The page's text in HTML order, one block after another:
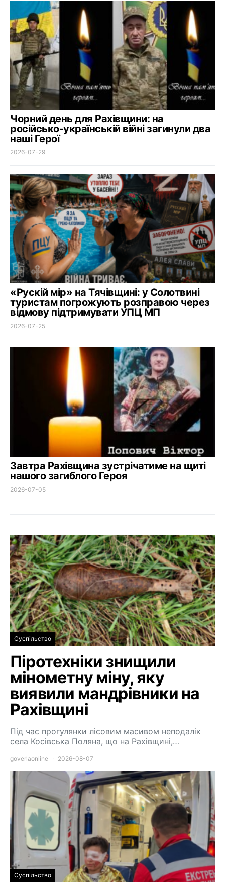
Чорний день для Рахівщини: на
російсько-українській війні загинули два
наші Герої
2026-07-29
«Рускій мір» на Тячівщині: у Солотвині
туристам погрожують розправою через
відмову підтримувати УПЦ МП
2026-07-25
Завтра Рахівщина зустрічатиме на щиті
нашого загиблого Героя
2026-07-05
Суспільство
Піротехніки знищили
мінометну міну, яку
виявили мандрівники на
Рахівщині
Під час прогулянки лісовим масивом неподалік
села Косівська Поляна, що на Рахівщині,…
goverlaonline 2026-08-07
Суспільство